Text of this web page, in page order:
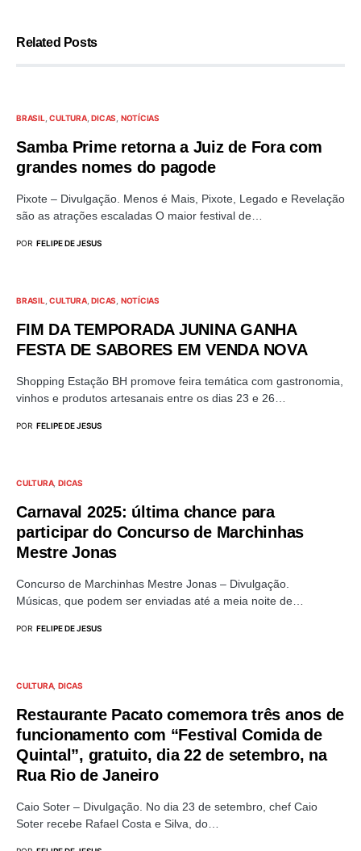
Related Posts
BRASIL CULTURA DICAS NOTÍCIAS
Samba Prime retorna a Juiz de Fora com
grandes nomes do pagode
Pixote – Divulgação. Menos é Mais, Pixote, Legado e Revelação
são as atrações escaladas O maior festival de…
POR FELIPE DE JESUS
BRASIL CULTURA DICAS NOTÍCIAS
FIM DA TEMPORADA JUNINA GANHA
FESTA DE SABORES EM VENDA NOVA
Shopping Estação BH promove feira temática com gastronomia,
vinhos e produtos artesanais entre os dias 23 e 26…
POR FELIPE DE JESUS
CULTURA DICAS
Carnaval 2025: última chance para
participar do Concurso de Marchinhas
Mestre Jonas
Concurso de Marchinhas Mestre Jonas – Divulgação.
Músicas, que podem ser enviadas até a meia noite de…
POR FELIPE DE JESUS
CULTURA DICAS
Restaurante Pacato comemora três anos de
funcionamento com “Festival Comida de
Quintal”, gratuito, dia 22 de setembro, na
Rua Rio de Janeiro
Caio Soter – Divulgação. No dia 23 de setembro, chef Caio
Soter recebe Rafael Costa e Silva, do…